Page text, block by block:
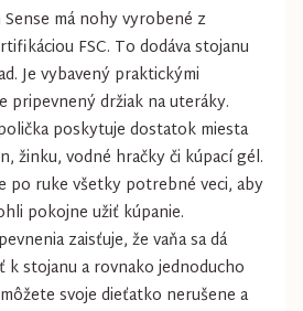
má nohy vyrobené z
FSC. To dodáva stojanu
Je vybavený praktickými
pripevnený držiak na uteráky.
poskytuje dostatok miesta
žinku, vodné hračky či kúpací gél.
po ruke všetky potrebné veci, aby
pokojne užiť kúpanie.
zaisťuje, že vaňa sa dá
stojanu a rovnako jednoducho
svoje dieťatko nerušene a